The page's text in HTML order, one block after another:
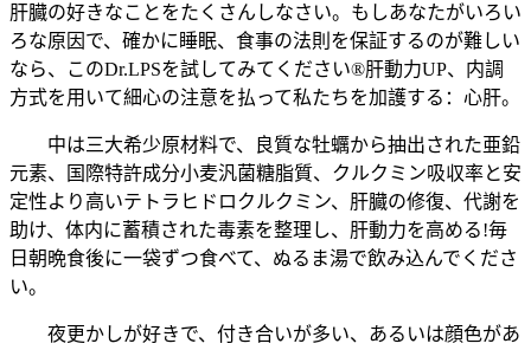
肝臓の好きなことをたくさんしなさい。もしあなたがいろい
ろな原因で、確かに睡眠、食事の法則を保証するのが難しい
なら、このDr.LPSを試してみてください®肝動力UP、内調
方式を用いて細心の注意を払って私たちを加護する：心肝。
中は三大希少原材料で、良質な牡蠣から抽出された亜鉛
元素、国際特許成分小麦汎菌糖脂質、クルクミン吸収率と安
定性より高いテトラヒドロクルクミン、肝臓の修復、代謝を
助け、体内に蓄積された毒素を整理し、肝動力を高める!毎
日朝晩食後に一袋ずつ食べて、ぬるま湯で飲み込んでくださ
い。
夜更かしが好きで、付き合いが多い、あるいは顔色があ